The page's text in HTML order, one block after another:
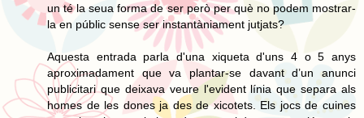
un té la seua forma de ser però per què no podem mostrar-
la en públic sense ser instantàniament jutjats?
Aquesta entrada parla d'una xiqueta d'uns 4 o 5 anys
aproximadament que va plantar-se davant d’un anunci
publicitari que deixava veure l'evident línia que separa als
homes de les dones ja des de xicotets. Els jocs de cuines